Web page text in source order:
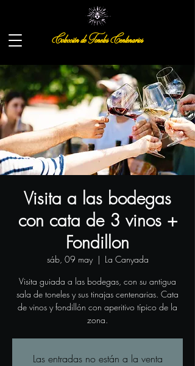
Colección de Toneles Centenarios
Visita a las bodegas
con cata de 3 vinos +
Fondillon
sáb, 09 may
  |
La Canyada
Visita guiada a las bodegas, con su antigua
sala de toneles y sus tinajas centenarias. Cata
de vinos y fondillón con aperitivo típico de la
zona.
Las entradas no están a la venta